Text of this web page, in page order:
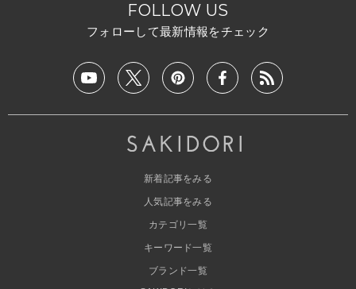
FOLLOW US
フォローして最新情報をチェック
新着記事をみる
人気記事をみる
カテゴリ一覧
キーワード一覧
ブランド一覧